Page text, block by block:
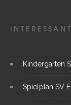
Kindergarten
Spielplan SV